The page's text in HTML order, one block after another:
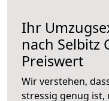
Ihr
nach Selbitz
Preiswert
Wir verstehen,
stressig genug ist,